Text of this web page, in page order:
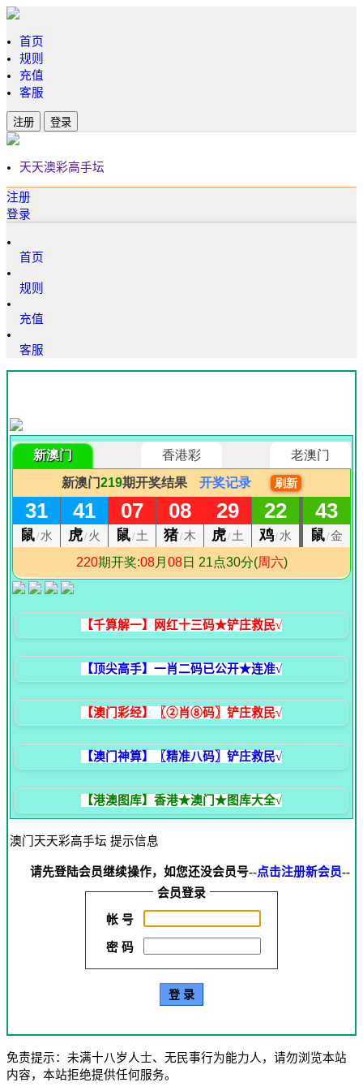
首页
规则
充值
客服
注册 登录
天天澳彩高手坛
注册
登录
首页
规则
充值
客服
【千算解一】网红十三码★铲庄救民√
【顶尖高手】一肖二码已公开★连准√
【澳门彩经】〖②肖⑧码〗铲庄救民√
【澳门神算】〖精准八码〗铲庄救民√
【港澳图库】香港★澳门★图库大全√
澳门天天彩高手坛 提示信息
请先登陆会员继续操作，如您还没会员号--点击注册新会员--
会员登录
帐 号
密 码
免责提示：未满十八岁人士、无民事行为能力人，请勿浏览本站
内容，本站拒绝提供任何服务。